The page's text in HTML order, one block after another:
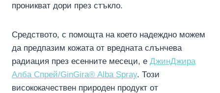
проникват дори през стъкло.
Средството, с помощта на което надеждно можем
да предпазим кожата от вредната слънчева
радиация през есенните месеци, е ДжинДжира
Алба Спрей/GinGira® Alba Spray. Този
висококачествен природен продукт от